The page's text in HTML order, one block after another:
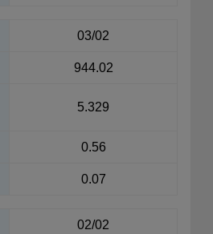
03/02
944.02
5.329
0.56
0.07
02/02